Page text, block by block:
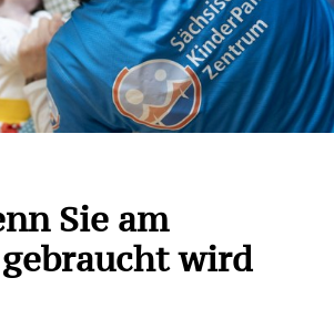
Sie am
wird